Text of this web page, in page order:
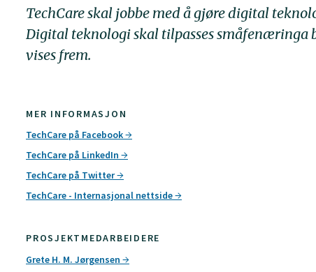
TechCare skal jobbe med å gjøre digital
Digital teknologi skal tilpasses småfenæringa
vises frem.
MER INFORMASJON
TechCare på Facebook
TechCare på LinkedIn
TechCare på Twitter
TechCare - Internasjonal nettside
PROSJEKTMEDARBEIDERE
Grete H. M. Jørgensen